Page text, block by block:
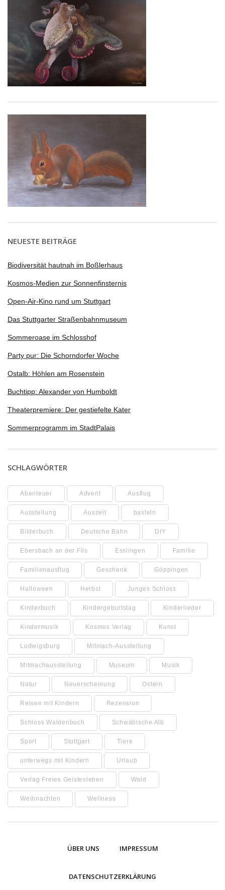
NEUESTE BEITRÄGE
Biodiversität hautnah im Boßlerhaus
Kosmos-Medien zur Sonnenfinsternis
Open-Air-Kino rund um Stuttgart
Das Stuttgarter Straßenbahnmuseum
Sommeroase im Schlosshof
Party pur: Die Schorndorfer Woche
Ostalb: Höhlen am Rosenstein
Buchtipp: Alexander von Humboldt
Theaterpremiere: Der gestiefelte Kater
Sommerprogramm im StadtPalais
SCHLAGWÖRTER
Abenteuer Advent Ausflug
Ausstellung Auszeit basteln
Bilderbuch Deutsche Bahn DIY
Ebersbach an der Fils Esslingen Familie
Familienausflug Geschenk Göppingen
Halloween Herbst Junges Schloss
Kinderbuch Kindergeburtstag Kinderlieder
Kindermusik Kosmos Verlag Kunst
Ludwigsburg Mitmach-Ausstellung
Mitmachausstellung Museum Musik
Natur Neuerscheinung Ostern
Reisen mit Kindern Rezension
Schloss Waldenbuch Schwäbische Alb
Sport Stuttgart Tiere
unterwegs mit Kindern Urlaub
Verlag Freies Geistesleben Wald
Weihnachten Wellness
ÜBER UNS IMPRESSUM
DATENSCHUTZERKLÄRUNG